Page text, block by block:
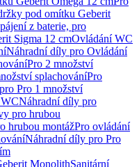
pod omítku Geberit
z baterie, pro
Sigma 12 cmOvládání WC
Náhradní díly pro Ovládání
Pro 2 množství
splachováníPro
Pro 1 množství
Náhradní díly pro
pro hrubou
hrubou montážPro ovládání
Náhradní díly pro Pro
MonolithSanitární